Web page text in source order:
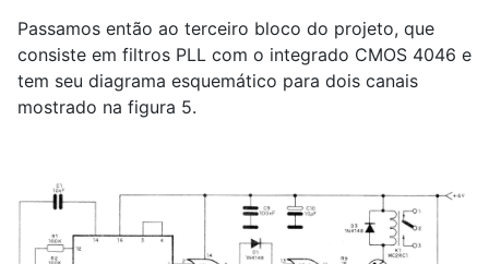
Passamos então ao terceiro bloco do projeto, que
consiste em filtros PLL com o integrado CMOS 4046 e
tem seu diagrama esquemático para dois canais
mostrado na figura 5.